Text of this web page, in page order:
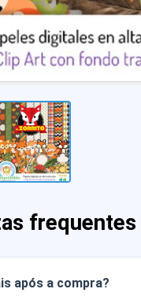
frequentes
após a compra?